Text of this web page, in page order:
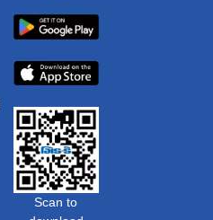
Scan to